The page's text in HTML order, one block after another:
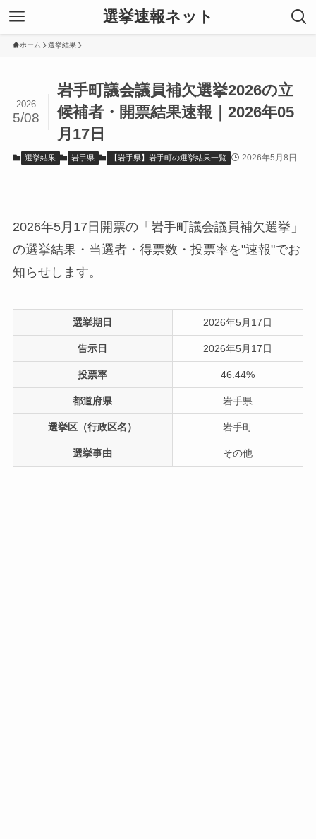
選挙速報ネット
ホーム 選挙結果
岩手町議会議員補欠選挙2026の立
候補者・開票結果速報｜2026年05
月17日
2026
5/08
選挙結果 岩手県 【岩手県】岩手町の選挙結果一覧 2026年5月8日
2026年5月17日開票の「岩手町議会議員補欠選挙」
の選挙結果・当選者・得票数・投票率を"速報"でお
知らせします。
選挙期日 2026年5月17日
告示日 2026年5月17日
投票率 46.44%
都道府県 岩手県
選挙区（行政区名） 岩手町
選挙事由 その他